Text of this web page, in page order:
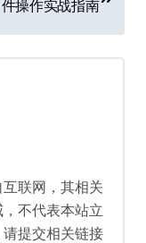
件操作实战指南
互联网，其相关
不代表本站立
提交相关链接